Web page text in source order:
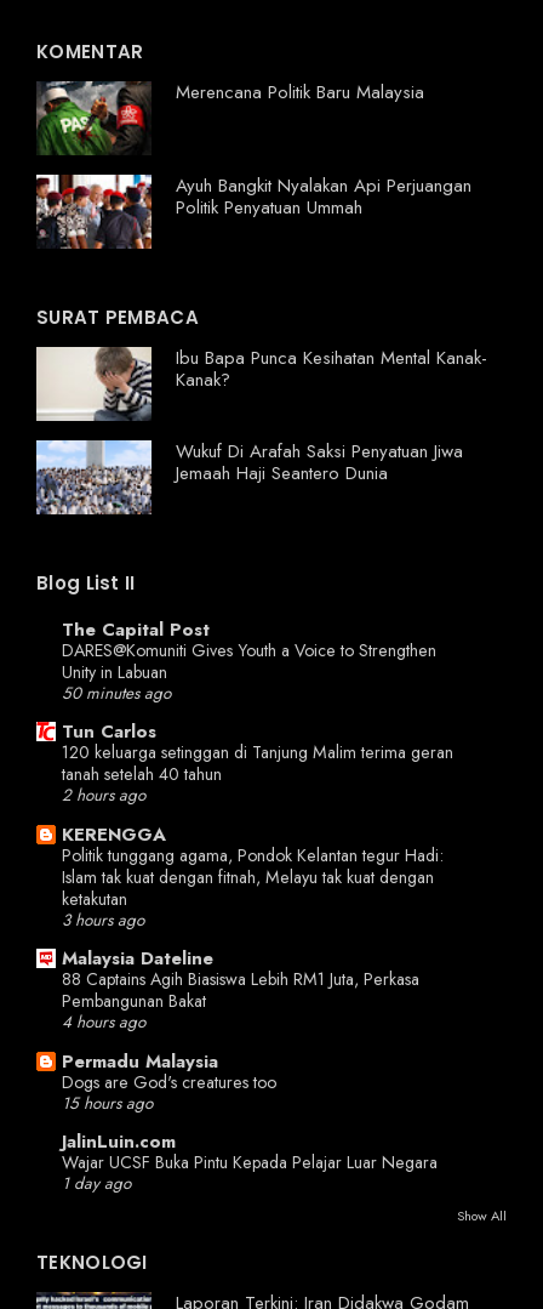
KOMENTAR
Merencana Politik Baru Malaysia
Ayuh Bangkit Nyalakan Api Perjuangan
Politik Penyatuan Ummah
SURAT PEMBACA
Ibu Bapa Punca Kesihatan Mental Kanak-
Kanak?
Wukuf Di Arafah Saksi Penyatuan Jiwa
Jemaah Haji Seantero Dunia
Blog List II
The Capital Post
DARES@Komuniti Gives Youth a Voice to Strengthen
Unity in Labuan
50 minutes ago
Tun Carlos
120 keluarga setinggan di Tanjung Malim terima geran
tanah setelah 40 tahun
2 hours ago
KERENGGA
Politik tunggang agama, Pondok Kelantan tegur Hadi:
Islam tak kuat dengan fitnah, Melayu tak kuat dengan
ketakutan
3 hours ago
Malaysia Dateline
88 Captains Agih Biasiswa Lebih RM1 Juta, Perkasa
Pembangunan Bakat
4 hours ago
Permadu Malaysia
Dogs are God's creatures too
15 hours ago
JalinLuin.com
Wajar UCSF Buka Pintu Kepada Pelajar Luar Negara
1 day ago
Show All
TEKNOLOGI
Laporan Terkini: Iran Didakwa Godam